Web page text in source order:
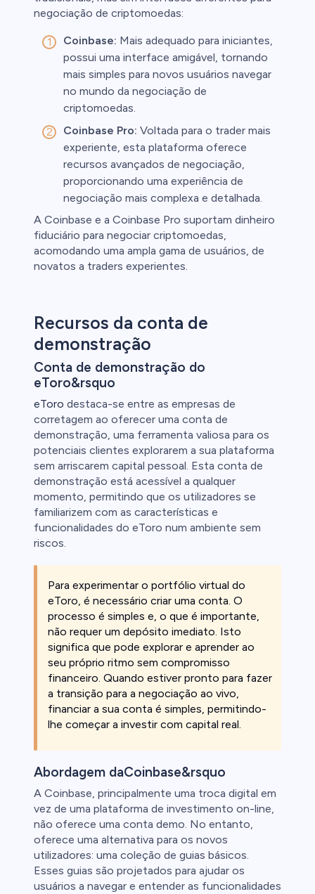
negociação de criptomoedas:
Coinbase: Mais adequado para iniciantes,
possui uma interface amigável, tornando
mais simples para novos usuários navegar
no mundo da negociação de
criptomoedas.
Coinbase Pro: Voltada para o trader mais
experiente, esta plataforma oferece
recursos avançados de negociação,
proporcionando uma experiência de
negociação mais complexa e detalhada.
A Coinbase e a Coinbase Pro suportam dinheiro
fiduciário para negociar criptomoedas,
acomodando uma ampla gama de usuários, de
novatos a traders experientes.
Recursos da conta de
demonstração
Conta de demonstração do
eToro&rsquo
eToro destaca-se entre as empresas de
corretagem ao oferecer uma conta de
demonstração, uma ferramenta valiosa para os
potenciais clientes explorarem a sua plataforma
sem arriscarem capital pessoal. Esta conta de
demonstração está acessível a qualquer
momento, permitindo que os utilizadores se
familiarizem com as características e
funcionalidades do eToro num ambiente sem
riscos.
Para experimentar o portfólio virtual do
eToro, é necessário criar uma conta. O
processo é simples e, o que é importante,
não requer um depósito imediato. Isto
significa que pode explorar e aprender ao
seu próprio ritmo sem compromisso
financeiro. Quando estiver pronto para fazer
a transição para a negociação ao vivo,
financiar a sua conta é simples, permitindo-
lhe começar a investir com capital real.
Abordagem daCoinbase&rsquo
A Coinbase, principalmente uma troca digital em
vez de uma plataforma de investimento on-line,
não oferece uma conta demo. No entanto,
oferece uma alternativa para os novos
utilizadores: uma coleção de guias básicos.
Esses guias são projetados para ajudar os
usuários a navegar e entender as funcionalidades